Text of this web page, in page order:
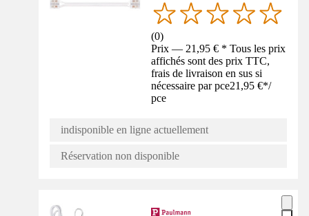
(0)
Prix — 21,95 € * Tous les prix
affichés sont des prix TTC,
frais de livraison en sus si
nécessaire par pce21,95 €*/
pce
indisponible en ligne actuellement
Réservation non disponible